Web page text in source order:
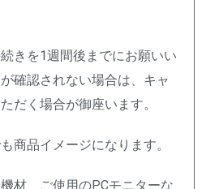
きを1週間後までにお願いい
確認されない場合は、キャ
だく場合が御座います。
商品イメージになります。
材、ご使用のPCモニターな